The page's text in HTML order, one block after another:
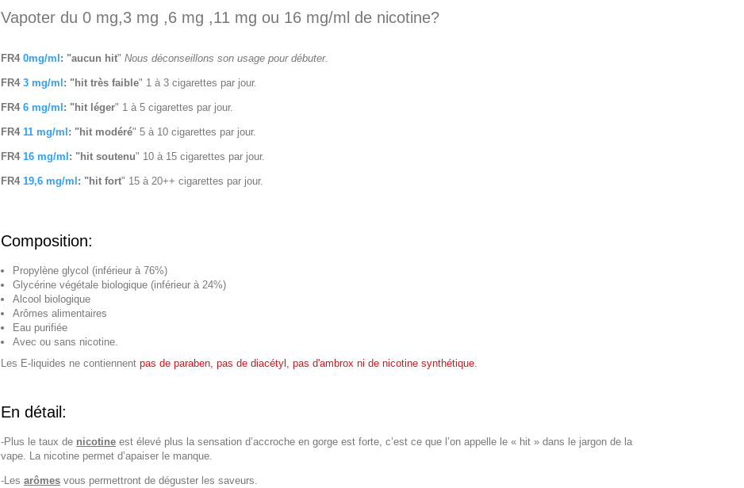
Vapoter du 0 mg,3 mg ,6 mg ,11 mg ou 16 mg/ml de nicotine?
FR4 0mg/ml : "aucun hit" Nous déconseillons son usage pour débuter.
FR4 3 mg/ml : "hit très faible" 1 à 3 cigarettes par jour.
FR4 6 mg/ml : "hit léger" 1 à 5 cigarettes par jour.
FR4 11 mg/ml : "hit modéré" 5 à 10 cigarettes par jour.
FR4 16 mg/ml : "hit soutenu" 10 à 15 cigarettes par jour.
FR4 19,6 mg/ml : "hit fort" 15 à 20++ cigarettes par jour.
Composition:
Propylène glycol (inférieur à 76%)
Glycérine végétale biologique (inférieur à 24%)
Alcool biologique
Arômes alimentaires
Eau purifiée
Avec ou sans nicotine.
Les E-liquides ne contiennent pas de paraben, pas de diacétyl, pas d'ambrox ni de nicotine synthétique.
En détail:
-Plus le taux de nicotine est élevé plus la sensation d’accroche en gorge est forte, c’est ce que l’on appelle le « hit » dans le jargon de la
vape. La nicotine permet d’apaiser le manque.
-Les arômes vous permettront de déguster les saveurs.